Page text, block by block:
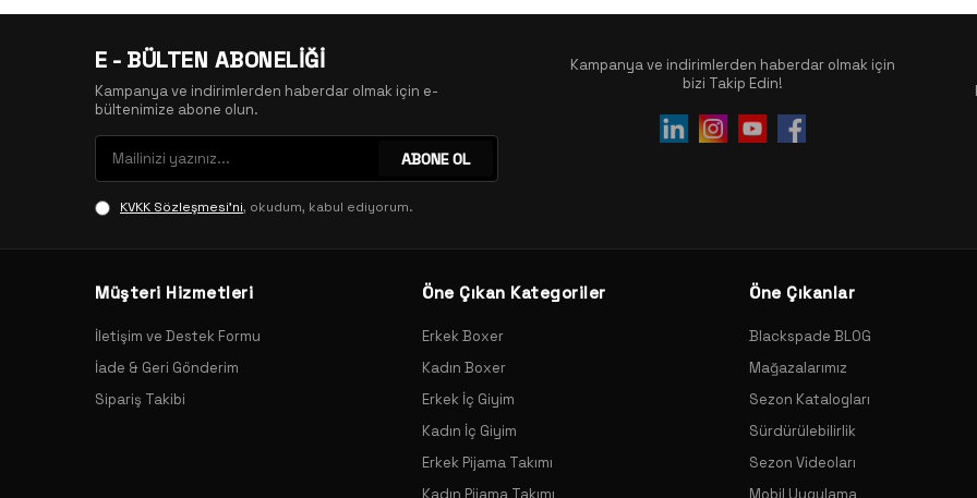
E - BÜLTEN ABONELİĞİ
Kampanya ve indirimlerden haberdar olmak için e-
bültenimize abone olun.
ABONE OL
KVKK Sözleşmesi'ni, okudum, kabul ediyorum.
Kampanya ve indirimlerden haberdar olmak için
bizi Takip Edin!
Müşteri Hizmetleri
İletişim ve Destek Formu
İade & Geri Gönderim
Sipariş Takibi
Öne Çıkan Kategoriler
Erkek Boxer
Kadın Boxer
Erkek İç Giyim
Kadın İç Giyim
Erkek Pijama Takımı
Öne Çıkanlar
Blackspade BLOG
Mağazalarımız
Sezon Katalogları
Sürdürülebilirlik
Sezon Videoları